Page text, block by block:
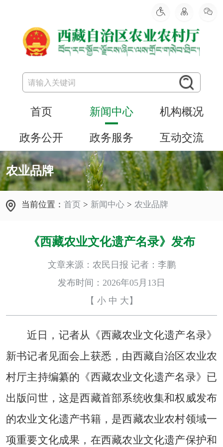
首页 新闻中心 机构概况
政务公开 政务服务 互动交流
农业品牌
当前位置：首页 > 新闻中心 > 农业品牌
《西藏农业文化遗产名录》发布
文章来源：农民日报 记者：李鹏
发布时间：2026年05月13日
【 小 中 大 】
近日，记者从《西藏农业文化遗产名录》
新书记者见面会上获悉，由西藏自治区农业农
村厅主持编纂的《西藏农业文化遗产名录》已
出版问世，这是西藏首部系统收集和权威发布
的农业文化遗产书籍，是西藏农业农村领域一
项重要文化成果，在西藏农业文化遗产保护和